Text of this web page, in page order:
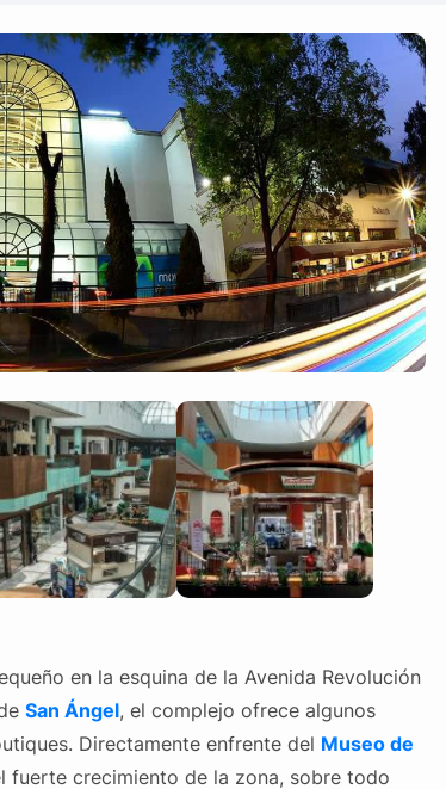
en la esquina de la Avenida Revolución
San Ángel, el complejo ofrece algunos
Directamente enfrente del Museo de
fuerte crecimiento de la zona, sobre todo